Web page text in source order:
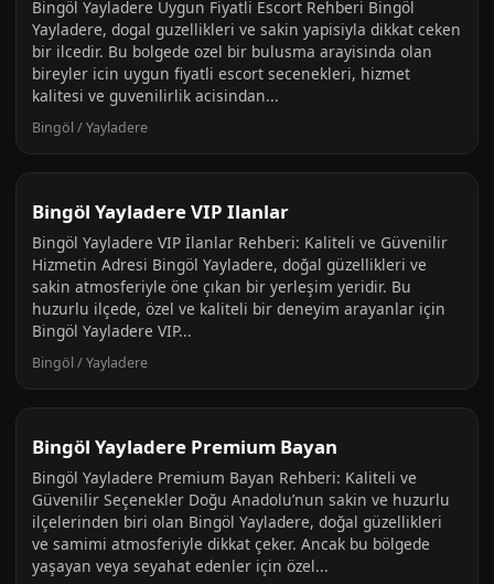
Bingöl Yayladere Uygun Fiyatli Escort Rehberi Bingöl
Yayladere, dogal guzellikleri ve sakin yapisiyla dikkat ceken
bir ilcedir. Bu bolgede ozel bir bulusma arayisinda olan
bireyler icin uygun fiyatli escort secenekleri, hizmet
kalitesi ve guvenilirlik acisindan...
Bingöl / Yayladere
Bingöl Yayladere VIP Ilanlar
Bingöl Yayladere VIP İlanlar Rehberi: Kaliteli ve Güvenilir
Hizmetin Adresi Bingöl Yayladere, doğal güzellikleri ve
sakin atmosferiyle öne çıkan bir yerleşim yeridir. Bu
huzurlu ilçede, özel ve kaliteli bir deneyim arayanlar için
Bingöl Yayladere VIP...
Bingöl / Yayladere
Bingöl Yayladere Premium Bayan
Bingöl Yayladere Premium Bayan Rehberi: Kaliteli ve
Güvenilir Seçenekler Doğu Anadolu’nun sakin ve huzurlu
ilçelerinden biri olan Bingöl Yayladere, doğal güzellikleri
ve samimi atmosferiyle dikkat çeker. Ancak bu bölgede
yaşayan veya seyahat edenler için özel...